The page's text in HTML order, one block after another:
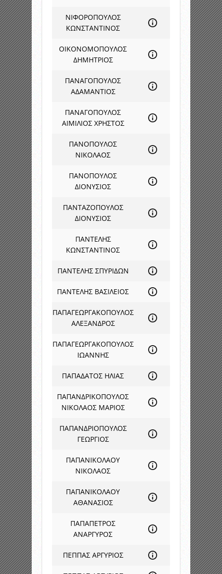
ΝΙΦΟΡΟΠΟΥΛΟΣ
ΚΩΝΣΤΑΝΤΙΝΟΣ
ΟΙΚΟΝΟΜΟΠΟΥΛΟΣ
ΔΗΜΗΤΡΙΟΣ
ΠΑΝΑΓΟΠΟΥΛΟΣ
ΑΔΑΜΑΝΤΙΟΣ
ΠΑΝΑΓΟΠΟΥΛΟΣ
ΑΙΜΙΛΙΟΣ ΧΡΗΣΤΟΣ
ΠΑΝΟΠΟΥΛΟΣ
ΝΙΚΟΛΑΟΣ
ΠΑΝΟΠΟΥΛΟΣ
ΔΙΟΝΥΣΙΟΣ
ΠΑΝΤΑΖΟΠΟΥΛΟΣ
ΔΙΟΝΥΣΙΟΣ
ΠΑΝΤΕΛΗΣ
ΚΩΝΣΤΑΝΤΙΝΟΣ
ΠΑΝΤΕΛΗΣ ΣΠΥΡΙΔΩΝ
ΠΑΝΤΕΛΗΣ ΒΑΣΙΛΕΙΟΣ
ΠΑΠΑΓΕΩΡΓΑΚΟΠΟΥΛΟΣ
ΑΛΕΞΑΝΔΡΟΣ
ΠΑΠΑΓΕΩΡΓΑΚΟΠΟΥΛΟΣ
ΙΩΑΝΝΗΣ
ΠΑΠΑΔΑΤΟΣ ΗΛΙΑΣ
ΠΑΠΑΝΔΡΙΚΟΠΟΥΛΟΣ
ΝΙΚΟΛΑΟΣ ΜΑΡΙΟΣ
ΠΑΠΑΝΔΡΙΟΠΟΥΛΟΣ
ΓΕΩΡΓΙΟΣ
ΠΑΠΑΝΙΚΟΛΑΟΥ
ΝΙΚΟΛΑΟΣ
ΠΑΠΑΝΙΚΟΛΑΟΥ
ΑΘΑΝΑΣΙΟΣ
ΠΑΠΑΠΕΤΡΟΣ
ΑΝΑΡΓΥΡΟΣ
ΠΕΠΠΑΣ ΑΡΓΥΡΙΟΣ